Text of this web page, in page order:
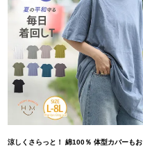
涼しくさらっと！ 綿100％ 体型カバーもお洒落も叶える 風合いコットン ゆるシルエット ドルマン | 大きいサイズの通販ならハッピーマリリン